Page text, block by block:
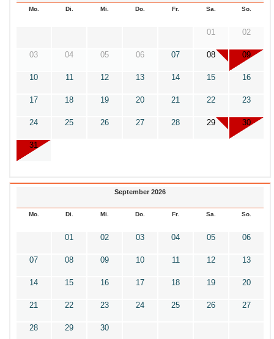
Mo. Di. Mi. Do. Fr. Sa. So.
01 02
03 04 05 06 07 08 09
10 11 12 13 14 15 16
17 18 19 20 21 22 23
24 25 26 27 28 29 30
31
September 2026
Mo. Di. Mi. Do. Fr. Sa. So.
01 02 03 04 05 06
07 08 09 10 11 12 13
14 15 16 17 18 19 20
21 22 23 24 25 26 27
28 29 30